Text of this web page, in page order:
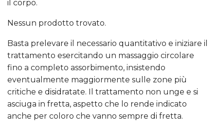
il corpo.
Nessun prodotto trovato.
Basta prelevare il necessario quantitativo e iniziare il
trattamento esercitando un massaggio circolare
fino a completo assorbimento, insistendo
eventualmente maggiormente sulle zone più
critiche e disidratate. Il trattamento non unge e si
asciuga in fretta, aspetto che lo rende indicato
anche per coloro che vanno sempre di fretta.